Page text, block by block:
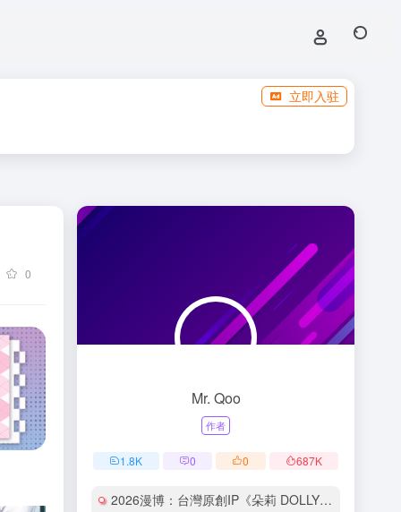
立即入驻
0
Mr. Qoo
作者
1.8K 0 0 687K
2026漫博：台灣原創IP《朵莉 DOLLY》全球首場發布會登場！動畫電影《歡迎來到朵莉之家》預告正式曝光